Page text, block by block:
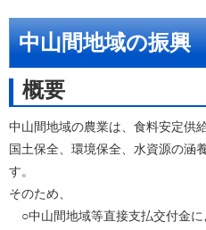
中山間地域の振興
概要
中山間地域の農業は、食料安定供
国土保全、環境保全、水資源の涵
す。
そのため、
○中山間地域等直接支払交付金に